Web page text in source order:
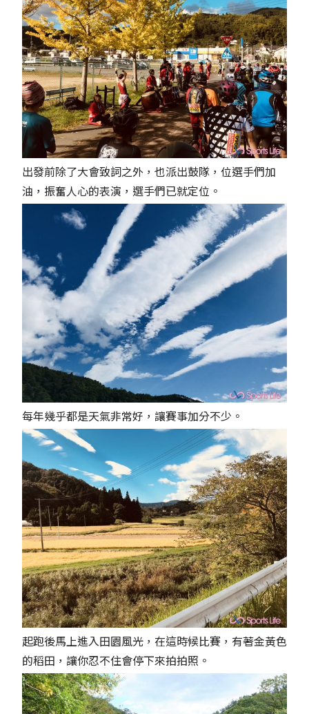
出發前除了大會致詞之外，也派出鼓隊，位選手們加
油，振奮人心的表演，選手們已就定位。
每年幾乎都是天氣非常好，讓賽事加分不少。
起跑後馬上進入田園風光，在這時候比賽，有著金黃色
的稻田，讓你忍不住會停下來拍拍照。